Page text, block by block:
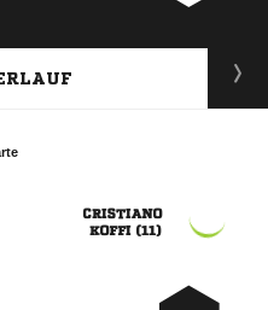

 